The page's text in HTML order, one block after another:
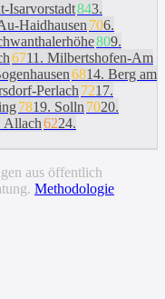
Isarvorstadt843.
Haidhausen 706.
809.
6711 . Milbertshofen-Am
6814. Berg am
Perlach 7217.
7819. Solln 7020.
Allach6224.
aus öffentlich
Methodologie